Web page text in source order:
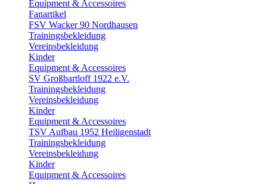
Equipment & Accessoires
Fanartikel
FSV Wacker 90 Nordhausen
Trainingsbekleidung
Vereinsbekleidung
Kinder
Equipment & Accessoires
SV Großbartloff 1922 e.V.
Trainingsbekleidung
Vereinsbekleidung
Kinder
Equipment & Accessoires
TSV Aufbau 1952 Heiligenstadt
Trainingsbekleidung
Vereinsbekleidung
Kinder
Equipment & Accessoires